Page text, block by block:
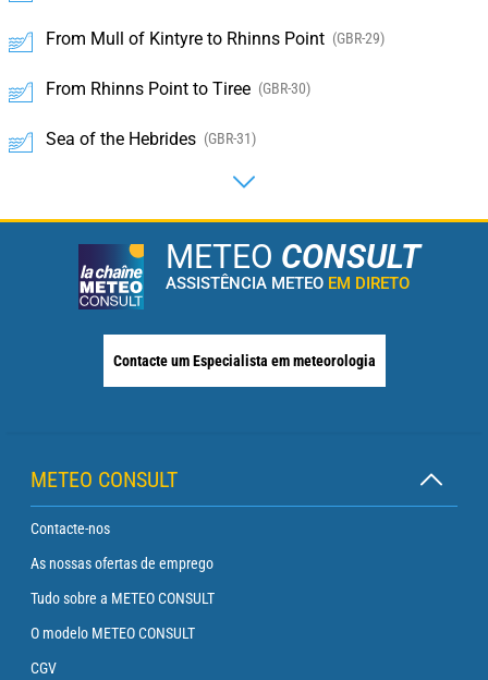
From Mull of Kintyre to Rhinns Point (GBR-29)
From Rhinns Point to Tiree (GBR-30)
Sea of the Hebrides (GBR-31)
METEO CONSULT
ASSISTÊNCIA METEO EM DIRETO
Contacte um Especialista em meteorologia
METEO CONSULT
Contacte-nos
As nossas ofertas de emprego
Tudo sobre a METEO CONSULT
O modelo METEO CONSULT
CGV